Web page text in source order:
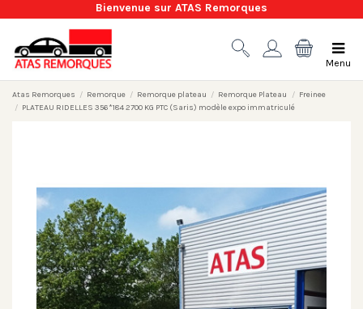
Bienvenue sur ATAS Remorques
Menu
Atas Remorques Remorque Remorque plateau Remorque Plateau
Freinee
PLATEAU RIDELLES 356*184 2700 KG PTC (Saris) modèle expo immatriculé